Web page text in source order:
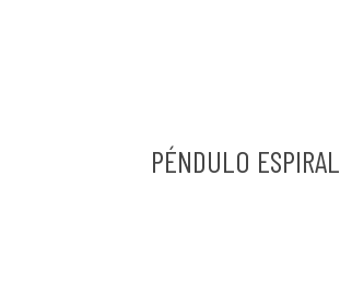
PÉNDULO ESPIRAL